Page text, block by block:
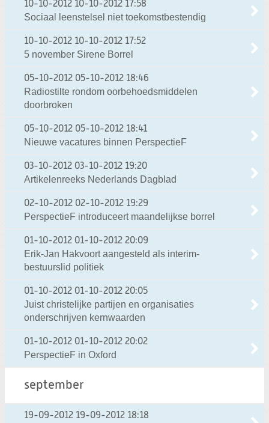
10-10-2012 10-10-2012 17:58
Sociaal leenstelsel niet toekomstbestendig
10-10-2012 10-10-2012 17:52
5 november Sirene Borrel
05-10-2012 05-10-2012 18:46
Radiostilte rondom oorbehoedsmiddelen
doorbroken
05-10-2012 05-10-2012 18:41
Nieuwe vacatures binnen PerspectieF
03-10-2012 03-10-2012 19:20
Artikelenreeks Nederlands Dagblad
02-10-2012 02-10-2012 19:29
PerspectieF introduceert maandelijkse borrel
01-10-2012 01-10-2012 20:09
Erik-Jan Hakvoort aangesteld als interim-
bestuurslid politiek
01-10-2012 01-10-2012 20:05
Juist christelijke partijen en organisaties
onderschrijven kernwaarden
01-10-2012 01-10-2012 20:02
PerspectieF in Oxford
september
19-09-2012 19-09-2012 18:18